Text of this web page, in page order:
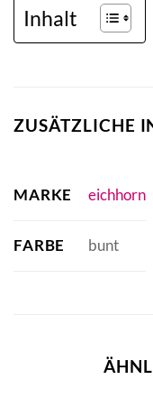
Inhalt
ZUSÄTZLICHE
MARKE eichhorn
FARBE bunt